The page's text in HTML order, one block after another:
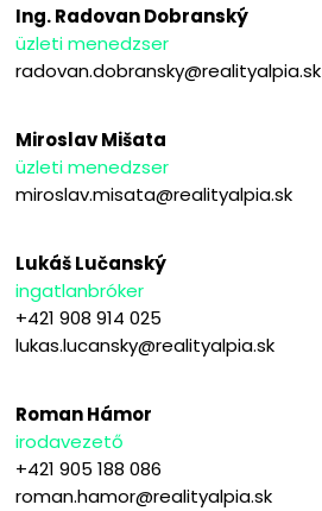
Ing. Radovan Dobranský
üzleti menedzser
radovan.dobransky@realityalpia.sk
Miroslav Mišata
üzleti menedzser
miroslav.misata@realityalpia.sk
Lukáš Lučanský
ingatlanbróker
+421 908 914 025
lukas.lucansky@realityalpia.sk
Roman Hámor
irodavezető
+421 905 188 086
roman.hamor@realityalpia.sk